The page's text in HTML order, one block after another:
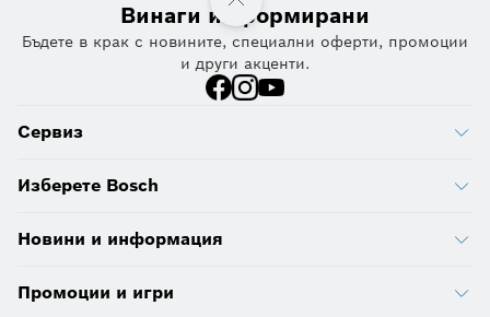
Винаги информирани
Бъдете в крак с новините, специални оферти, промоции
и други акценти.
Сервиз
Изберете Bosch
Новини и информация
Промоции и игри